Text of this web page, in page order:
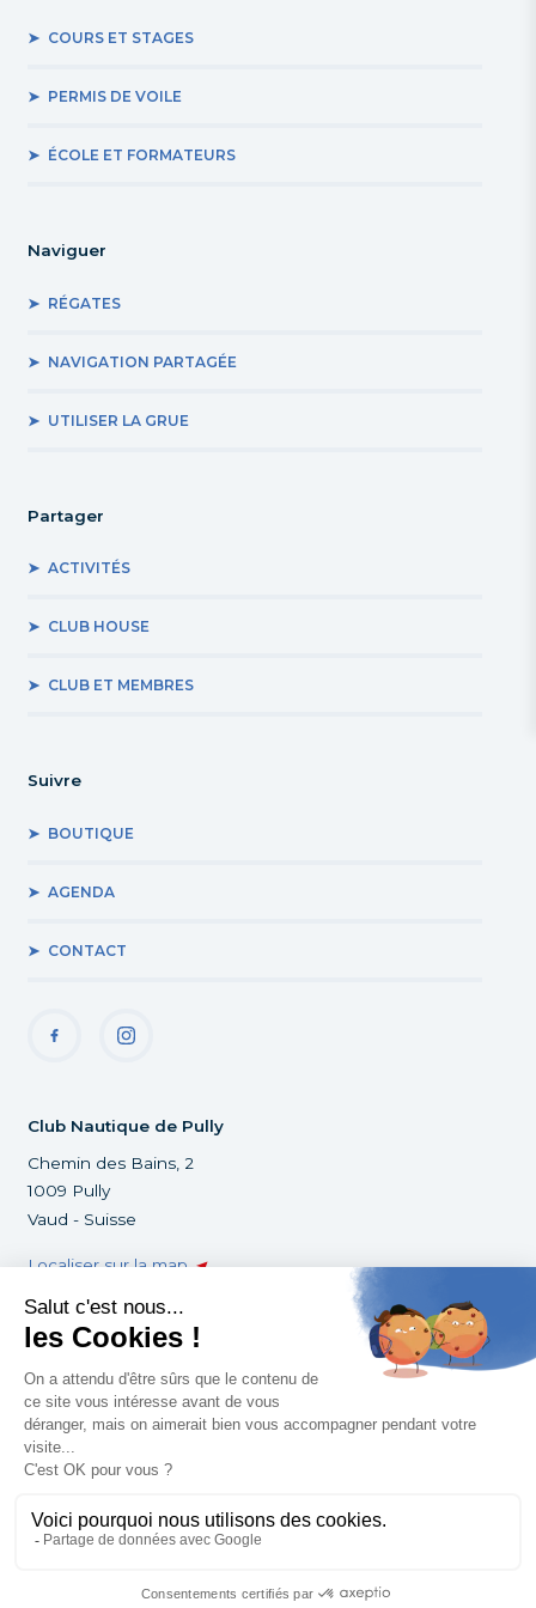
COURS ET STAGES
PERMIS DE VOILE
ÉCOLE ET FORMATEURS
Naviguer
RÉGATES
NAVIGATION PARTAGÉE
UTILISER LA GRUE
Partager
ACTIVITÉS
CLUB HOUSE
CLUB ET MEMBRES
Suivre
BOUTIQUE
AGENDA
CONTACT
Club Nautique de Pully
Chemin des Bains, 2
1009 Pully
Vaud - Suisse
Localiser sur la map
+41 21 729 88 03
infoclub@cnpully.ch
©Club Nautique de Pully 2022
FooterConditions générales de vente